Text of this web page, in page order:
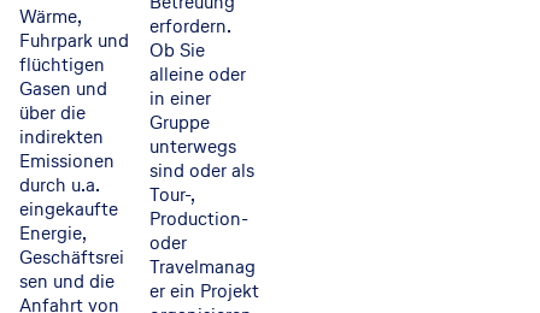
Wärme,
Fuhrpark und
flüchtigen
Gasen und
über die
indirekten
Emissionen
durch u.a.
eingekaufte
Energie,
Geschäftsrei
sen und die
Anfahrt von
erfordern.
Ob Sie
alleine oder
in einer
Gruppe
unterwegs
sind oder als
Tour-,
Production-
oder
Travelmanag
er ein Projekt